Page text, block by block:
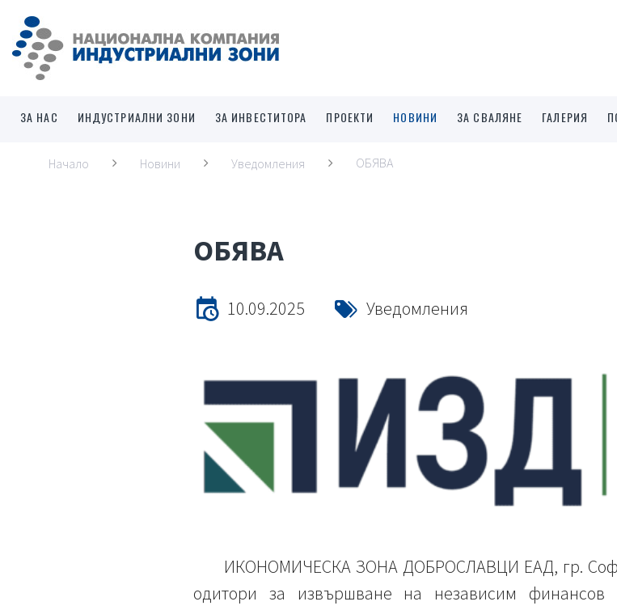
ЗА НАС ИНДУСТРИАЛНИ ЗОНИ ЗА ИНВЕСТИТОРА ПРОЕКТИ НОВИНИ ЗА СВАЛЯНЕ ГАЛЕРИЯ
Начало Новини Уведомления ОБЯВА
ОБЯВА
10.09.2025 Уведомления
ИКОНОМИЧЕСКА ЗОНА ДОБРОСЛАВЦИ ЕАД, гр.
одитори за извършване на независим